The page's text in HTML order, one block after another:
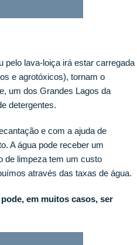
pelo lava-loiça irá estar carregada
e agrotóxicos), tornam o
um dos Grandes Lagos da
detergentes.
e com a ajuda de
A água pode receber um
de limpeza tem um custo
através das taxas de água.
em muitos casos, ser